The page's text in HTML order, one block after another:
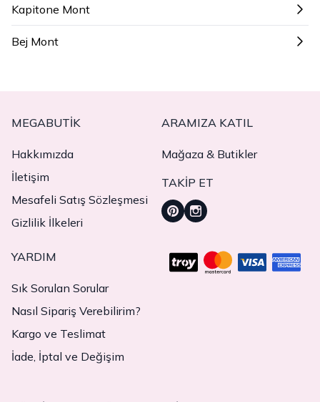
Kapitone Mont
Bej Mont
MEGABUTIK
Hakkımızda
İletişim
Mesafeli Satış Sözleşmesi
Gizlilik İlkeleri
ARAMIZA KATIL
Mağaza & Butikler
TAKIP ET
YARDIM
Sık Sorulan Sorular
Nasıl Sipariş Verebilirim?
Kargo ve Teslimat
İade, İptal ve Değişim